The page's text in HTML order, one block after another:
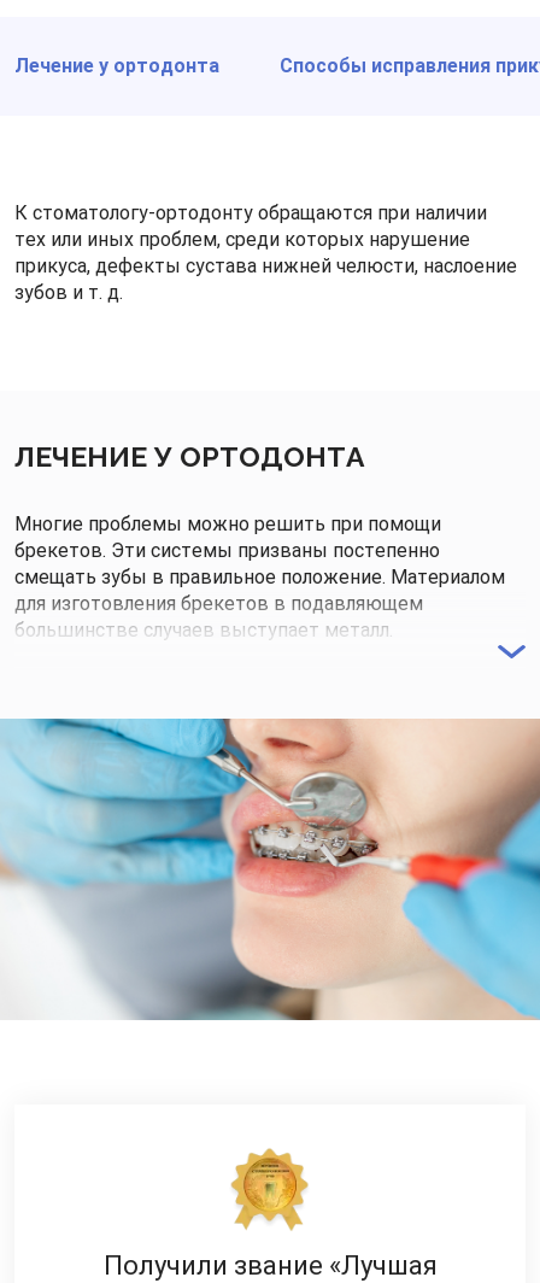
Лечение у ортодонта Способы исправления
К стоматологу-ортодонту обращаются при наличии
тех или иных проблем, среди которых нарушение
прикуса, дефекты сустава нижней челюсти, наслоение
зубов и т. д.
ЛЕЧЕНИЕ У ОРТОДОНТА
Многие проблемы можно решить при помощи
брекетов. Эти системы призваны постепенно
смещать зубы в правильное положение. Материалом
для изготовления брекетов в подавляющем
большинстве случаев выступает металл.
метода лечения. Так брекеты помогают исправить
прикус за 1-3 года, хотя существуют некоторые
разновидности, которые сокращают эти сроки до
нескольких месяцев. После снятия брекетов для
сохранения результата требуется ношение
ретейнеров. Ретейнеры снимают через 1-2 года, но в
редких случаях пациент носит их постоянно.
От сложности случая и выбранной методики
ортодонтического лечения зависит и цена. Стоимость
установки той или иной системы очень сильно
варьируется. Узнать точную стоимость можно после
Получили звание «Лучшая